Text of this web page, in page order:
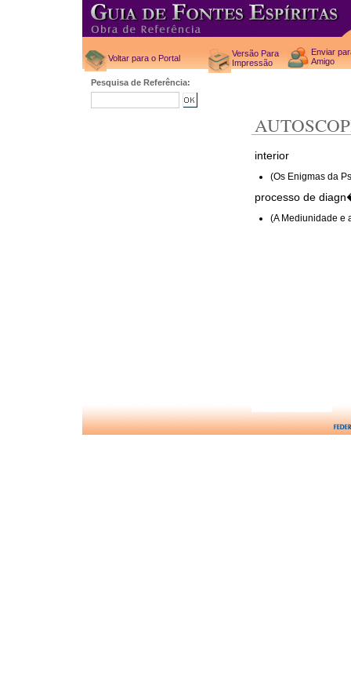
Voltar para o Portal
Versão Para
Impressão
Enviar
Amigo
Pesquisa de Referência:
interior
(Os Enigmas da
processo de
(A Mediunidade